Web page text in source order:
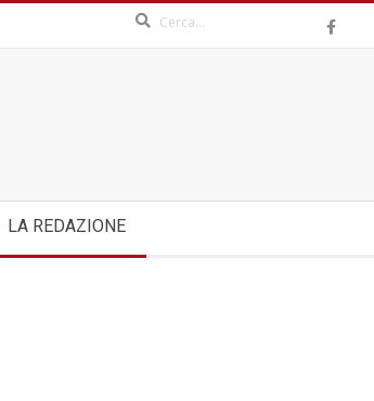
LA REDAZIONE